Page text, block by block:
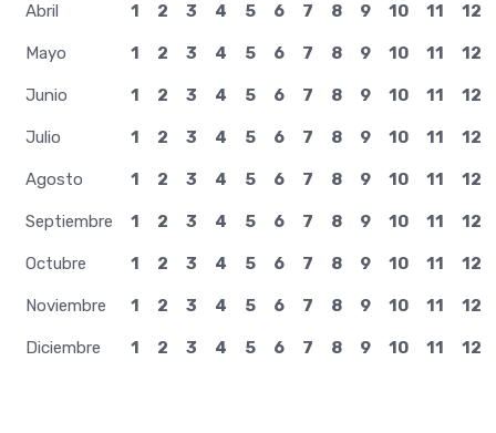
Abril 1 2 3 4 5 6 7 8 9 10 11 12
Mayo 1 2 3 4 5 6 7 8 9 10 11 12
Junio 1 2 3 4 5 6 7 8 9 10 11 12
Julio 1 2 3 4 5 6 7 8 9 10 11 12
Agosto 1 2 3 4 5 6 7 8 9 10 11 12
Septiembre 1 2 3 4 5 6 7 8 9 10 11 12
Octubre 1 2 3 4 5 6 7 8 9 10 11 12
Noviembre 1 2 3 4 5 6 7 8 9 10 11 12
Diciembre 1 2 3 4 5 6 7 8 9 10 11 12